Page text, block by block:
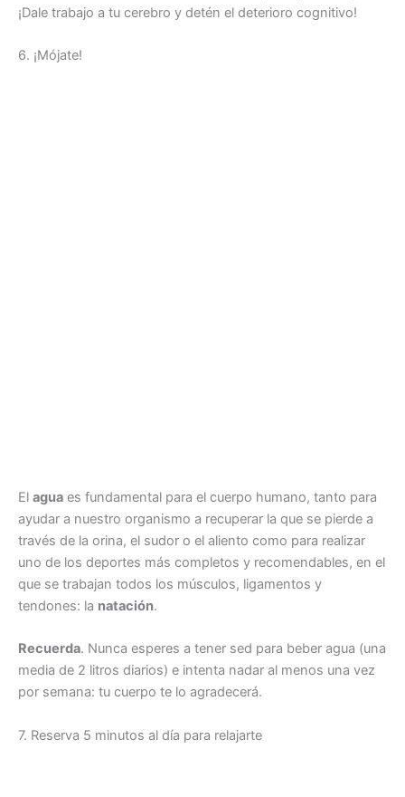
¡Dale trabajo a tu cerebro y detén el deterioro cognitivo!
6. ¡Mójate!
El agua es fundamental para el cuerpo humano, tanto para
ayudar a nuestro organismo a recuperar la que se pierde a
través de la orina, el sudor o el aliento como para realizar
uno de los deportes más completos y recomendables, en el
que se trabajan todos los músculos, ligamentos y
tendones: la natación.
Recuerda. Nunca esperes a tener sed para beber agua (una
media de 2 litros diarios) e intenta nadar al menos una vez
por semana: tu cuerpo te lo agradecerá.
7. Reserva 5 minutos al día para relajarte